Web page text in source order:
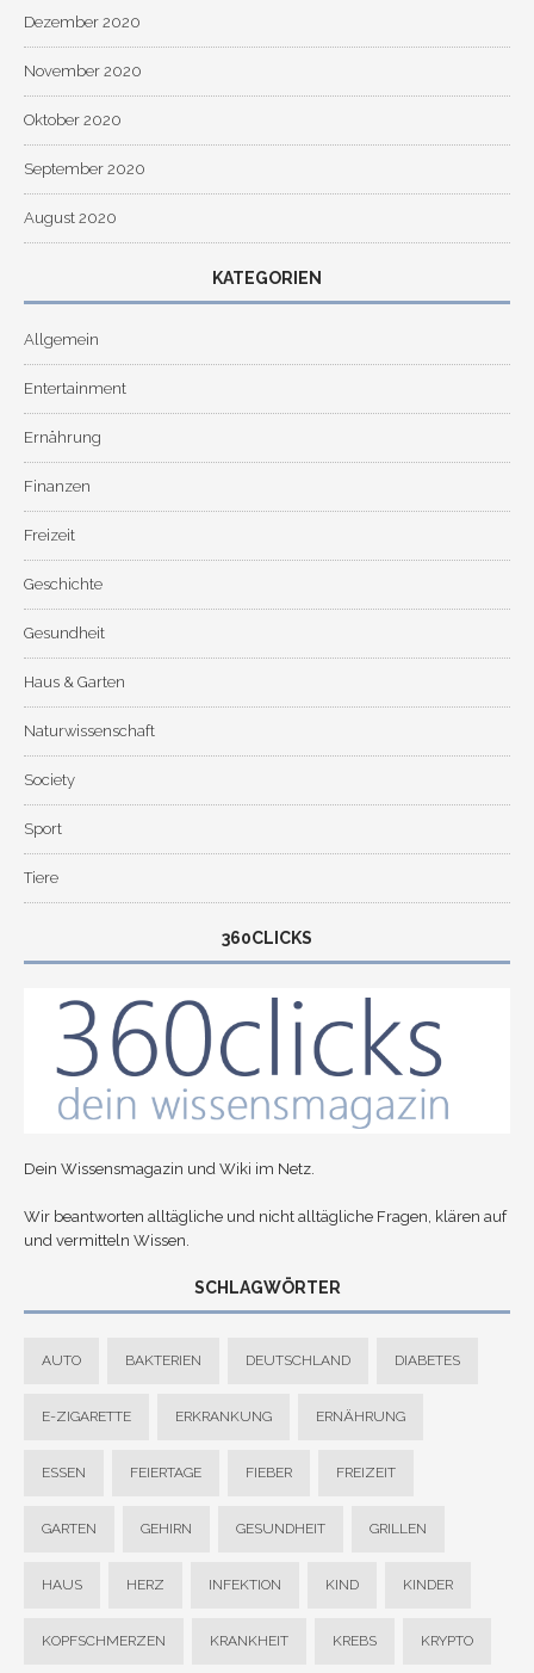
Dezember 2020
November 2020
Oktober 2020
September 2020
August 2020
KATEGORIEN
Allgemein
Entertainment
Ernährung
Finanzen
Freizeit
Geschichte
Gesundheit
Haus & Garten
Naturwissenschaft
Society
Sport
Tiere
360CLICKS
Dein Wissensmagazin und Wiki im Netz.
Wir beantworten alltägliche und nicht alltägliche Fragen, klären auf
und vermitteln Wissen.
SCHLAGWÖRTER
AUTO BAKTERIEN DEUTSCHLAND DIABETES
E-ZIGARETTE ERKRANKUNG ERNÄHRUNG
ESSEN FEIERTAGE FIEBER FREIZEIT
GARTEN GEHIRN GESUNDHEIT GRILLEN
HAUS HERZ INFEKTION KIND KINDER
KOPFSCHMERZEN KRANKHEIT KREBS KRYPTO